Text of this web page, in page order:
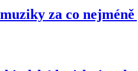
za co nejméně